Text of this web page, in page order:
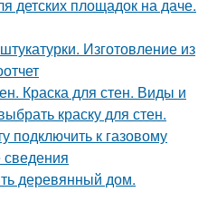
детских площадок на даче.
Изготовление из
Краска для стен. Виды и
краску для стен.
подключить к газовому
деревянный дом.